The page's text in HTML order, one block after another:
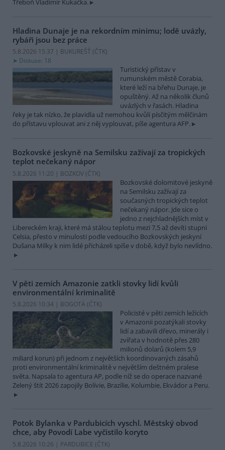
Třeboň Vladimír Kukačka.
Hladina Dunaje je na rekordním minimu; lodě uvázly,
rybáři jsou bez práce
5.8.2026 15:37 | BUKUREŠŤ (ČTK)
Diskuse: 18
Turistický přístav v
rumunském městě Corabia,
které leží na břehu Dunaje, je
opuštěný. Až na několik člunů
uvázlých v řasách. Hladina
řeky je tak nízko, že plavidla už nemohou kvůli písčitým mělčinám
do přístavu vplouvat ani z něj vyplouvat, píše agentura AFP.
Bozkovské jeskyně na Semilsku zažívají za tropických
teplot nečekaný nápor
5.8.2026 11:20 | BOZKOV (ČTK)
Bozkovské dolomitové jeskyně
na Semilsku zažívají za
současných tropických teplot
nečekaný nápor. Jde sice o
jedno z nejchladnějších míst v
Libereckém kraji, které má stálou teplotu mezi 7,5 až devíti stupni
Celsia, přesto v minulosti podle vedoucího Bozkovských jeskyní
Dušana Milky k nim lidé přicházeli spíše v době, když bylo nevlídno.
V pěti zemích Amazonie zatkli stovky lidí kvůli
environmentální kriminalitě
5.8.2026 10:34 | BOGOTÁ (ČTK)
Policisté v pěti zemích ležících
v Amazonii pozatýkali stovky
lidí a zabavili dřevo, minerály i
zvířata v hodnotě přes 280
milionů dolarů (kolem 5,9
miliard korun) při jednom z největších koordinovaných zásahů
proti environmentální kriminalitě v největším deštném pralese
světa. Napsala to agentura AP, podle níž se do operace nazvané
Zelený štít 2026 zapojily Bolívie, Brazílie, Kolumbie, Ekvádor a Peru.
Potok Bylanka v Pardubicích vyschl. Městský obvod
chce, aby Povodí Labe vyčistilo koryto
5.8.2026 10:26 | PARDUBICE (ČTK)